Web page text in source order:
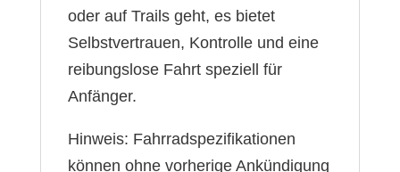
oder auf Trails geht, es bietet
Selbstvertrauen, Kontrolle und eine
reibungslose Fahrt speziell für
Anfänger.
Hinweis: Fahrradspezifikationen
können ohne vorherige Ankündigung